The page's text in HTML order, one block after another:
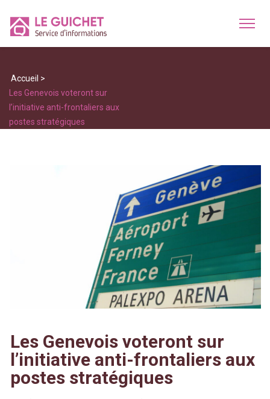
Accueil >
Les Genevois voteront sur
l’initiative anti-frontaliers aux
postes stratégiques
Les Genevois voteront sur
l’initiative anti-frontaliers aux
postes stratégiques